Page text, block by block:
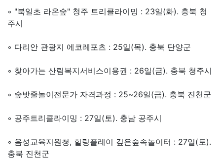
◦ "북일초 라온숲" 청주 트리클라이밍 : 23일(화). 충북 청
주시
◦ 다리안 관광지 에코레포츠 : 25일(목). 충북 단양군
◦ 찾아가는 산림복지서비스이용권 : 26일(금). 충북 청주시
◦ 숲밧줄놀이전문가 자격과정 : 25~26일(금). 충북 진천군
◦ 공주트리클라이밍 : 27일(토). 충남 공주시
◦ 음성교육지원청, 힐링플레이 깊은숲속놀이터 : 27일(토).
충북 진천군